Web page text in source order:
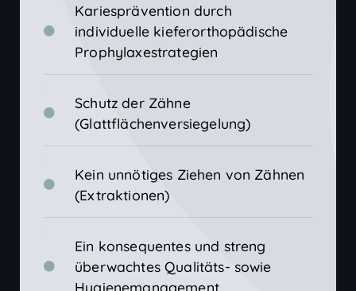
Kariesprävention durch
individuelle kieferorthopädische
Prophylaxestrategien
Schutz der Zähne
(Glattflächenversiegelung)
Kein unnötiges Ziehen von Zähnen
(Extraktionen)
Ein konsequentes und streng
überwachtes Qualitäts- sowie
Hygienemanagement